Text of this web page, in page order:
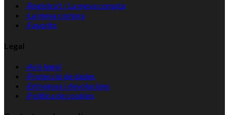
›Registra't / La meva compta
›La meva compra
›Favorits
Legal
›Avís legal
›Protecció de dades
›Entregues i devolucions
›Política de cookies